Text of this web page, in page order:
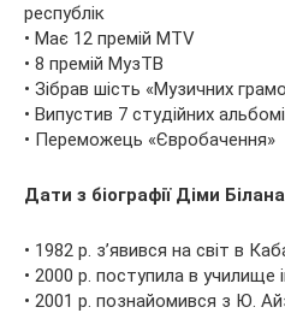
республік
• Має 12 премій MTV
• 8 премій МузТВ
• Зібрав шість «Музичних
• Випустив 7 студійних
• Переможець «Євробачення»
Дати з біографії Діми
• 1982 р. з’явився на світ в
• 2000 р. поступила в училище
• 2001 р. познайомився з Ю.